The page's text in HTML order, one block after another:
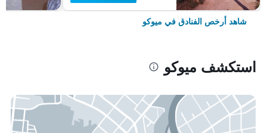
شاهد أرخص الفنادق في ميوكو
استكشف ميوكو